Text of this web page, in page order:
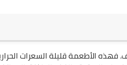
فهذه الأطعمة قليلة السعرات